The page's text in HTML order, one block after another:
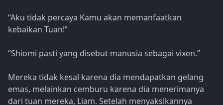
“Aku tidak percaya Kamu akan memanfaatkan
kebaikan Tuan!”
“Shiomi pasti yang disebut manusia sebagai vixen.”
Mereka tidak kesal karena dia mendapatkan gelang
emas, melainkan cemburu karena dia menerimanya
dari tuan mereka, Liam. Setelah menyaksikannya